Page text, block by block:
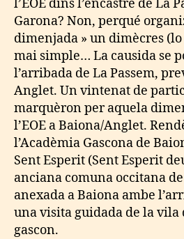
l’EOE dins l’encastre de La
Garona? Non, perqué
dimenjada » un dimècres (lo
mai simple… La causida se
l’arribada de La Passem,
Anglet. Un vintenat de
marquèron per aquela
l’EOE a Baiona/Anglet.
l’Acadèmia Gascona de
Sent Esperit (Sent Esperit
anciana comuna occitana
anexada a Baiona ambe
una visita guidada de la vila
gascon.